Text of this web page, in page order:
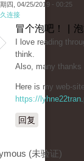
四, 04/25/2019 - 00:25
连接
冒个泡吧！ |
I love reading
think.
Also, many thanks
Here is my web-
https://
回复
(未验证)